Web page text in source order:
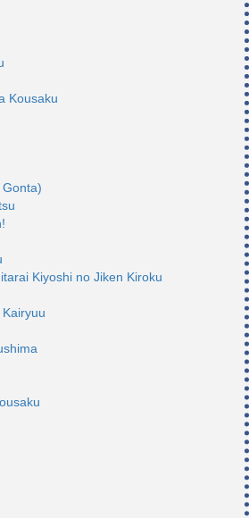
Kousaku
Kiyoshi no Jiken Kiroku